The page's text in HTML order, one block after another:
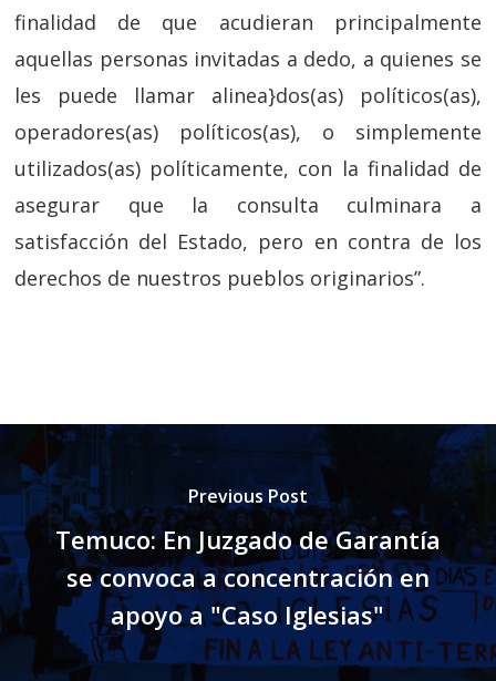
finalidad de que acudieran principalmente
aquellas personas invitadas a dedo, a quienes se
les puede llamar alinea}dos(as) políticos(as),
operadores(as) políticos(as), o simplemente
utilizados(as) políticamente, con la finalidad de
asegurar que la consulta culminara a
satisfacción del Estado, pero en contra de los
derechos de nuestros pueblos originarios”.
Previous Post
Temuco: En Juzgado de Garantía
se convoca a concentración en
apoyo a "Caso Iglesias"